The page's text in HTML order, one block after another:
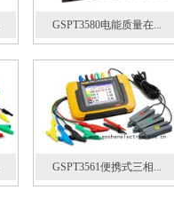
GSPT3580电能质量在...
GSPT3561便携式三相...